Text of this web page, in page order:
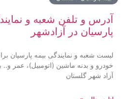
آدرس و تلفن شعبه و
پارسیان در آزادشهر
لیست شعبه و نمایندگی بیمه پارسیان
خودرو و بدنه ماشین (اتومبیل)، عمر
آزاد شهر گلستان